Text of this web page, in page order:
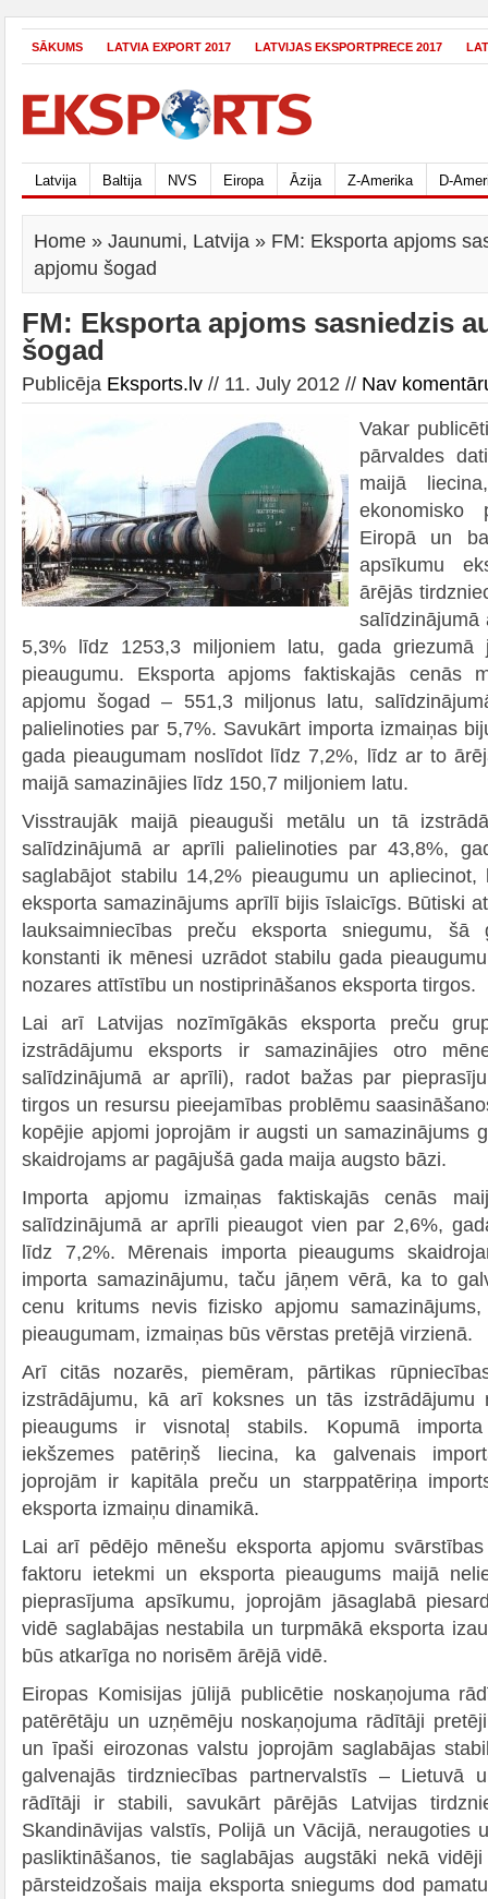
SĀKUMS LATVIA EXPORT 2017 LATVIJAS EKSPORTPRECE 2017
Latvija Baltija NVS Eiropa Āzija Z-Amerika D-
Home » Jaunumi, Latvija » FM: Eksporta apjoms
apjomu šogad
FM: Eksporta apjoms sasniedzis
šogad
Publicēja Eksports.lv // 11. July 2012 // Nav
Vakar
pārvaldes
maijā
ekonomisko
Eiropā un
apsīkumu
ārējās
salīdzinājumā
5,3% līdz 1253,3 miljoniem latu, gada griezumā
pieaugumu. Eksporta apjoms faktiskajās cenās
apjomu šogad – 551,3 miljonus latu,
palielinoties par 5,7%. Savukārt importa izmaiņas
gada pieaugumam noslīdot līdz 7,2%, līdz ar to
maijā samazinājies līdz 150,7 miljoniem latu.
Visstraujāk maijā pieauguši metālu un tā
salīdzinājumā ar aprīli palielinoties par 43,8%,
saglabājot stabilu 14,2% pieaugumu un apliecinot,
eksporta samazinājums aprīlī bijis īslaicīgs. Būtiski
lauksaimniecības preču eksporta sniegumu, šā
konstanti ik mēnesi uzrādot stabilu gada
nozares attīstību un nostiprināšanos eksporta tirgos.
Lai arī Latvijas nozīmīgākās eksporta preču
izstrādājumu eksports ir samazinājies otro
salīdzinājumā ar aprīli), radot bažas par
tirgos un resursu pieejamības problēmu
kopējie apjomi joprojām ir augsti un samazinājums
skaidrojams ar pagājušā gada maija augsto bāzi.
Importa apjomu izmaiņas faktiskajās cenās
salīdzinājumā ar aprīli pieaugot vien par 2,6%,
līdz 7,2%. Mērenais importa pieaugums
importa samazinājumu, taču jāņem vērā, ka to
cenu kritums nevis fizisko apjomu
pieaugumam, izmaiņas būs vērstas pretējā virzienā.
Arī citās nozarēs, piemēram, pārtikas
izstrādājumu, kā arī koksnes un tās izstrādājumu
pieaugums ir visnotaļ stabils. Kopumā
iekšzemes patēriņš liecina, ka galvenais
joprojām ir kapitāla preču un starppatēriņa
eksporta izmaiņu dinamikā.
Lai arī pēdējo mēnešu eksporta apjomu
faktoru ietekmi un eksporta pieaugums maijā
pieprasījuma apsīkumu, joprojām jāsaglabā
vidē saglabājas nestabila un turpmākā eksporta
būs atkarīga no norisēm ārējā vidē.
Eiropas Komisijas jūlijā publicētie noskaņojuma
patērētāju un uzņēmēju noskaņojuma rādītāji
un īpaši eirozonas valstu joprojām saglabājas
galvenajās tirdzniecības partnervalstīs – Lietuvā
rādītāji ir stabili, savukārt pārējās Latvijas
Skandināvijas valstīs, Polijā un Vācijā, neraugoties
pasliktināšanos, tie saglabājas augstāki nekā
pārsteidzošais maija eksporta sniegums dod